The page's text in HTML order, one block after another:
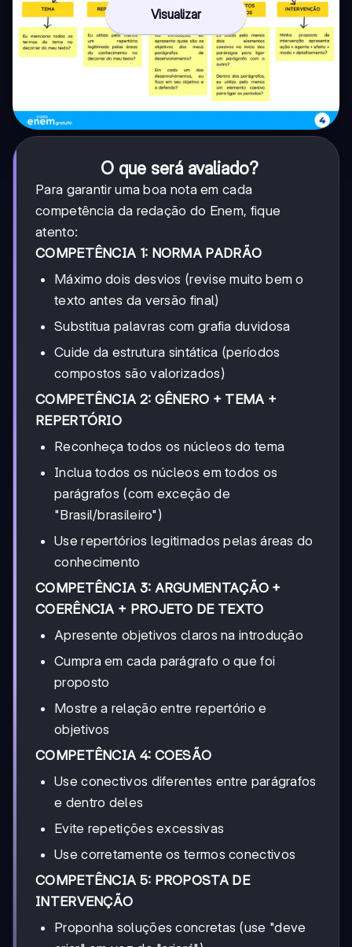
Visualizar
O que será avaliado?
Para garantir uma boa nota em cada
competência da redação do Enem, fique
atento:
COMPETÊNCIA 1: NORMA PADRÃO
Máximo dois desvios (revise muito bem o
texto antes da versão final)
Substitua palavras com grafia duvidosa
Cuide da estrutura sintática (períodos
compostos são valorizados)
COMPETÊNCIA 2: GÊNERO + TEMA +
REPERTÓRIO
Reconheça todos os núcleos do tema
Inclua todos os núcleos em todos os
parágrafos (com exceção de
"Brasil/brasileiro")
Use repertórios legitimados pelas áreas do
conhecimento
COMPETÊNCIA 3: ARGUMENTAÇÃO +
COERÊNCIA + PROJETO DE TEXTO
Apresente objetivos claros na introdução
Cumpra em cada parágrafo o que foi
proposto
Mostre a relação entre repertório e
objetivos
COMPETÊNCIA 4: COESÃO
Use conectivos diferentes entre parágrafos
e dentro deles
Evite repetições excessivas
Use corretamente os termos conectivos
COMPETÊNCIA 5: PROPOSTA DE
INTERVENÇÃO
Proponha soluções concretas (use "deve